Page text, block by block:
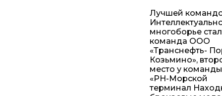
Лучшей
многоборье
команда ООО
«Транснефть-
Козьмино»,
место у
«РН-Морской
терминал